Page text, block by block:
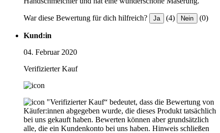
War diese Bewertung für dich hilfreich? Ja (4) Nein (0)
Kund:in
04. Februar 2020
Verifizierter Kauf
"Verifizierter Kauf“ bedeutet, dass die Bewertung von
Käufer:innen abgegeben wurde, die dieses Produkt tatsächlich
bei uns gekauft haben. Bewerten können aber grundsätzlich
alle, die ein Kundenkonto bei uns haben. Hinweis schließen